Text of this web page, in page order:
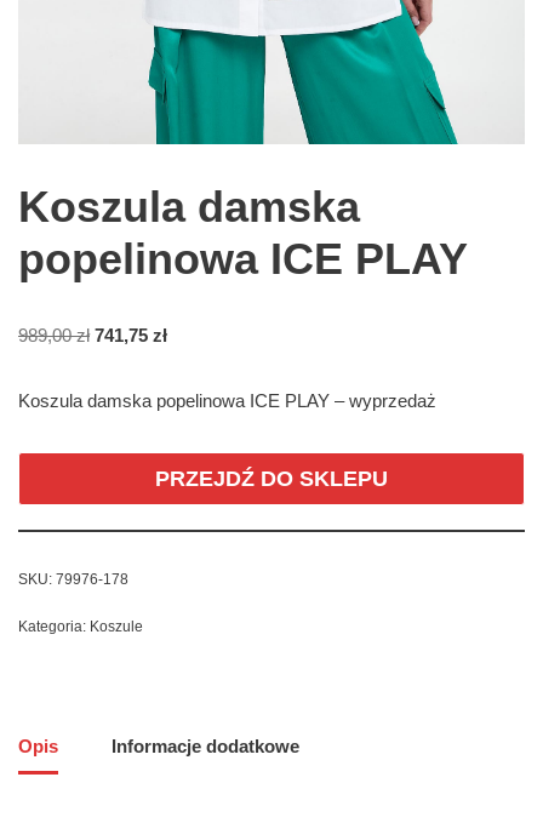
Koszula damska
popelinowa ICE PLAY
989,00zł 741,75 zł
Koszula damska popelinowa ICE PLAY – wyprzedaż
PRZEJDŹ DO SKLEPU
SKU: 79976-178
Kategoria: Koszule
Opis Informacje dodatkowe